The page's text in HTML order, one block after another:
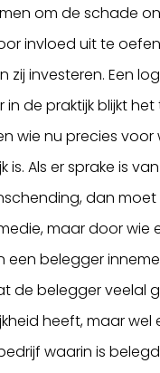
om de schade
invloed uit te
zij investeren. Een
in de praktijk blijkt
wie nu precies voor
is. Als er sprake is
dan moet
maar door wie
een belegger
de belegger veelal
heeft, maar wel
waarin is